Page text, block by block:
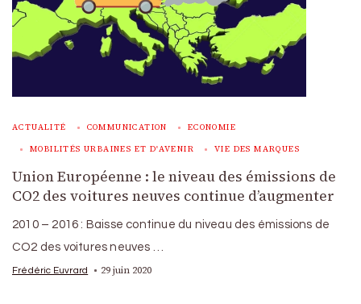
ACTUALITÉ COMMUNICATION ECONOMIE
MOBILITÉS URBAINES ET D'AVENIR VIE DES MARQUES
Union Européenne : le niveau des émissions de
CO2 des voitures neuves continue d’augmenter
2010 – 2016 : Baisse continue du niveau des émissions de
CO2 des voitures neuves …
Frédéric Euvrard 29 juin 2020